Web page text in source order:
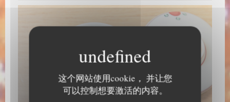
这个网站使用cookie， 并让您
可以控制想要激活的内容。